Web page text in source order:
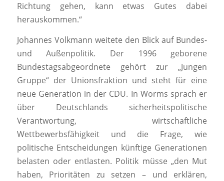
Richtung gehen, kann etwas Gutes dabei
herauskommen.“
Johannes Volkmann weitete den Blick auf Bundes-
und Außenpolitik. Der 1996 geborene
Bundestagsabgeordnete gehört zur „Jungen
Gruppe“ der Unionsfraktion und steht für eine
neue Generation in der CDU. In Worms sprach er
über Deutschlands sicherheitspolitische
Verantwortung, wirtschaftliche
Wettbewerbsfähigkeit und die Frage, wie
politische Entscheidungen künftige Generationen
belasten oder entlasten. Politik müsse „den Mut
haben, Prioritäten zu setzen – und erklären,